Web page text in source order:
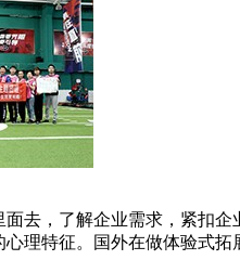
去，了解企业需求，紧扣
理特征。国外在做体验式